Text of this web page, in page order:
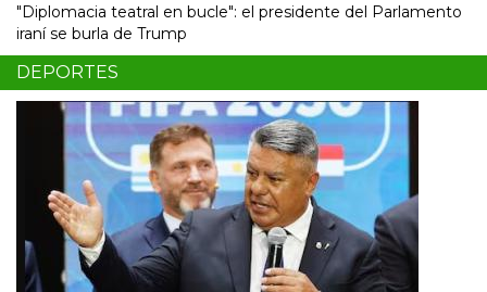
"Diplomacia teatral en bucle": el presidente del Parlamento
iraní se burla de Trump
DEPORTES